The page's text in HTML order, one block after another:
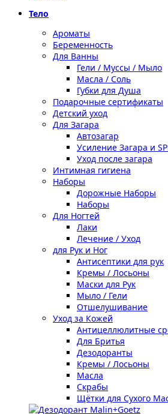
Тело
Ароматы
Беременность
Для Ванны
Гели / Муссы / Мыло
Масла / Соль
Губки для Душа
Подарочные сертификаты
Детский уход
Для Загара
Автозагар
Усиление Загара и
Уход после загара
Интимная гигиена
Наборы
Дорожные Наборы
Наборы
Для Ногтей
Лаки
Лечение / Уход
для Рук и Ног
Антисептики для рук
Кремы / Лосьоны
Маски для Рук
Мыло / Гели
Отшелушивание
Уход за Кожей
Антицеллюлитные
Для Бритья
Дезодоранты
Кремы / Лосьоны
Масла
Скрабы
Щётки для Сухого